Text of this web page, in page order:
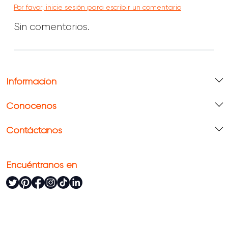
Por favor, inicie sesión para escribir un comentario
Sin comentarios.
Información
Conócenos
Contáctanos
Encuéntranos en